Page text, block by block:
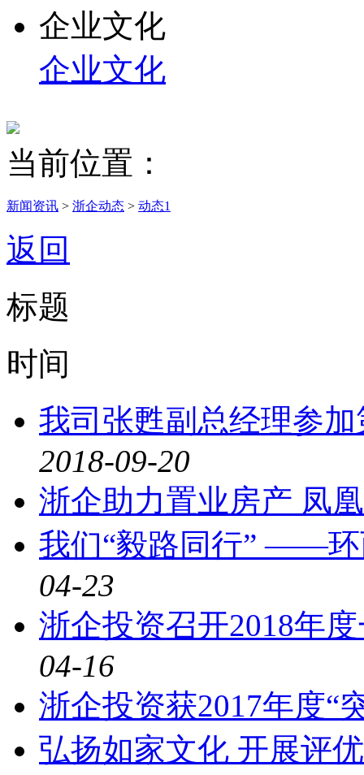
企业文化
企业文化
当前位置：
新闻资讯 > 浙企动态 > 动态1
返回
标题
时间
我司张甦副总经理参
2018-09-20
浙企助力置业房产 凤
我们“毅路同行” ——环
04-23
浙企投资召开2018年
04-16
浙企投资获2017年度“
弘扬如家文化 开展评